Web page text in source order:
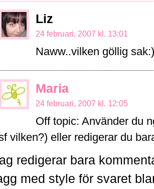
Liz
24 februari, 2007 kl. 13:01
Naww..vilken göllig
Maria
24 februari, 2007 kl. 12:05
Off topic: Använder du
vilken?) eller redigerar du
redigerar bara
med style för svaret